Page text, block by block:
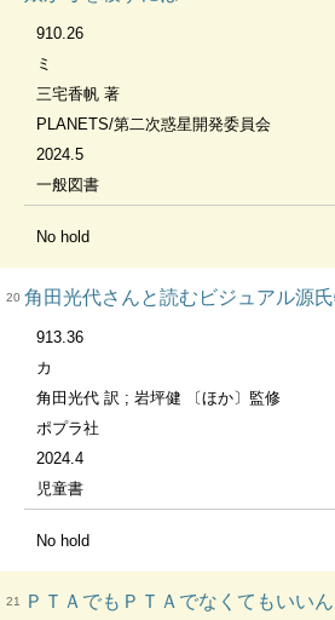
910.26
ミ
三宅香帆 著
PLANETS/第二次惑星開発委員会
2024.5
一般図書
No hold
20 角田光代さんと読むビジュアル源
913.36
カ
角田光代 訳 ; 岩坪健 〔ほか〕監修
ポプラ社
2024.4
児童書
No hold
21 ＰＴＡでもＰＴＡでなくてもいいんだけど、保護者と学校